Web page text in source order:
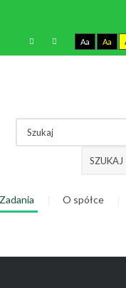
Aa Aa
SZUKAJ
Zadania O spółce